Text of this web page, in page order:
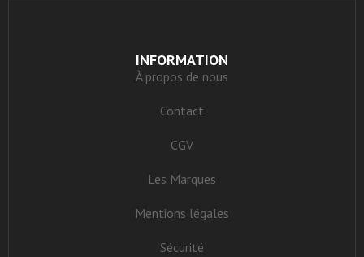
INFORMATION
À propos de nous
Contact
CGV
Les Marques
Mentions légales
Sécurité